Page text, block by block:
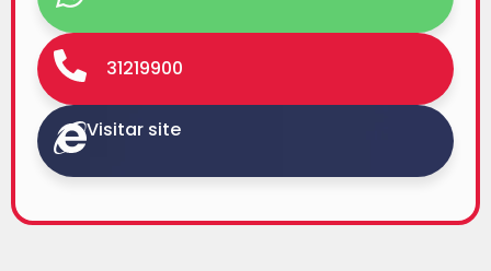
31219900
Visitar site